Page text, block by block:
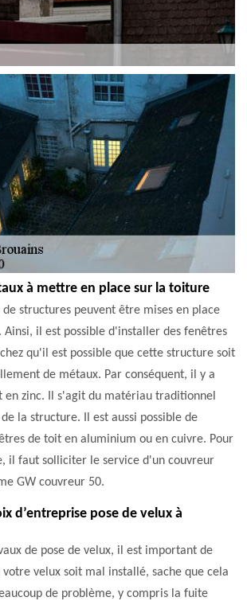
à mettre en place sur la toiture
structures peuvent être mises en place
Ainsi, il est possible d'installer des fenêtres
qu'il est possible que cette structure soit
de métaux. Par conséquent, il y a
en zinc. Il s'agit du matériau traditionnel
la structure. Il est aussi possible de
de toit en aluminium ou en cuivre. Pour
il faut solliciter le service d'un couvreur
GW couvreur 50.
d’entreprise pose de velux à
de pose de velux, il est important de
votre velux soit mal installé, sache que cela
de problème, y compris la fuite